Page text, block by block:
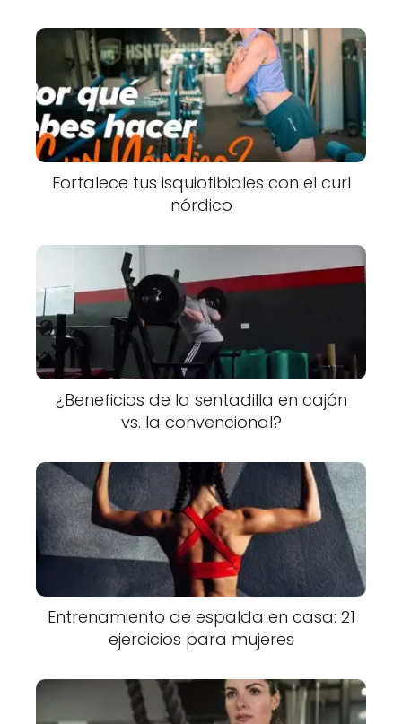
Fortalece tus isquiotibiales con el curl
nórdico
¿Beneficios de la sentadilla en cajón
vs. la convencional?
Entrenamiento de espalda en casa: 21
ejercicios para mujeres